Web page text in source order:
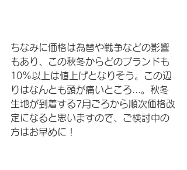
ちなみに価格は為替や戦争などの影響
もあり、この秋冬からどのブランドも
10%以上は値上げとなりそう。この辺
りはなんとも頭が痛いところ...。秋冬
生地が到着する7月ごろから順次価格改
定になると思いますので、ご検討中の
方はお早めに！